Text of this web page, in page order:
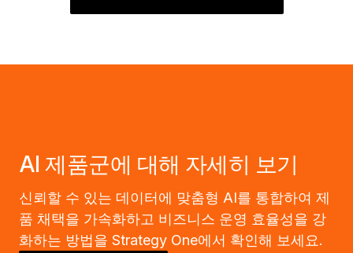
AI 제품군에 대해 자세히 보기
신뢰할 수 있는 데이터에 맞춤형 AI를 통합하여 제
품 채택을 가속화하고 비즈니스 운영 효율성을 강
화하는 방법을 Strategy One에서 확인해 보세요.